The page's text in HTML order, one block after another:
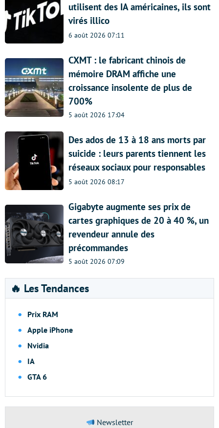
utilisent des IA américaines, ils sont
virés illico
6 août 2026 07:11
CXMT : le fabricant chinois de
mémoire DRAM affiche une
croissance insolente de plus de
700%
5 août 2026 17:04
Des ados de 13 à 18 ans morts par
suicide : leurs parents tiennent les
réseaux sociaux pour responsables
5 août 2026 08:17
Gigabyte augmente ses prix de
cartes graphiques de 20 à 40 %, un
revendeur annule des
précommandes
5 août 2026 07:09
🔥 Les Tendances
Prix RAM
Apple iPhone
Nvidia
IA
GTA 6
Newsletter